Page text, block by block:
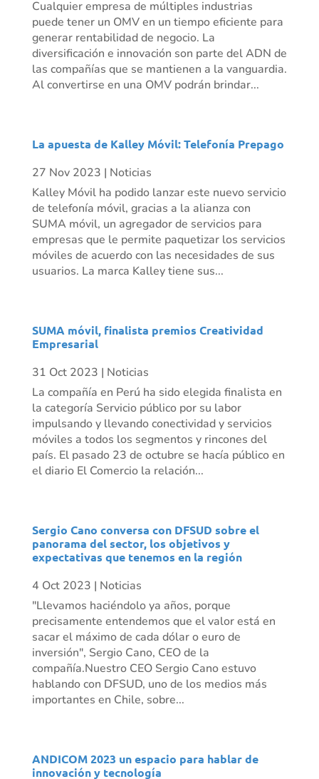
Cualquier empresa de múltiples industrias
puede tener un OMV en un tiempo eficiente para
generar rentabilidad de negocio. La
diversificación e innovación son parte del ADN de
las compañías que se mantienen a la vanguardia.
Al convertirse en una OMV podrán brindar...
La apuesta de Kalley Móvil: Telefonía Prepago
27 Nov 2023 | Noticias
Kalley Móvil ha podido lanzar este nuevo servicio
de telefonía móvil, gracias a la alianza con
SUMA móvil, un agregador de servicios para
empresas que le permite paquetizar los servicios
móviles de acuerdo con las necesidades de sus
usuarios. La marca Kalley tiene sus...
SUMA móvil, finalista premios Creatividad
Empresarial
31 Oct 2023 | Noticias
La compañía en Perú ha sido elegida finalista en
la categoría Servicio público por su labor
impulsando y llevando conectividad y servicios
móviles a todos los segmentos y rincones del
país. El pasado 23 de octubre se hacía público en
el diario El Comercio la relación...
Sergio Cano conversa con DFSUD sobre el
panorama del sector, los objetivos y
expectativas que tenemos en la región
4 Oct 2023 | Noticias
"Llevamos haciéndolo ya años, porque
precisamente entendemos que el valor está en
sacar el máximo de cada dólar o euro de
inversión", Sergio Cano, CEO de la
compañía.Nuestro CEO Sergio Cano estuvo
hablando con DFSUD, uno de los medios más
importantes en Chile, sobre...
ANDICOM 2023 un espacio para hablar de
innovación y tecnología